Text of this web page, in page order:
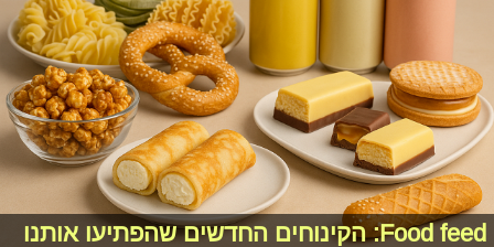
Food feed: הקינוחים החדשים שהפתיעו אותנו